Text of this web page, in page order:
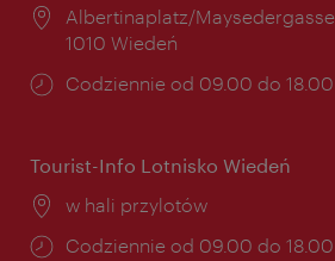
Miejsce:
Albertinaplatz/Maysedergasse
1010 Wiedeń
Godziny
Codziennie od 09.00 do 18.00
Tourist-Info Lotnisko Wiedeń
Miejsce:
w hali przylotów
Godziny
Codziennie od 09.00 do 18.00